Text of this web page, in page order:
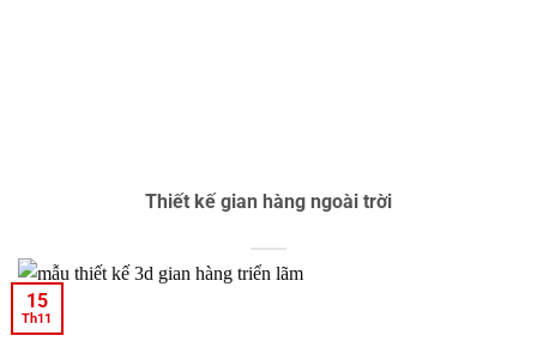
Thiết kế gian hàng ngoài trời
15
Th11